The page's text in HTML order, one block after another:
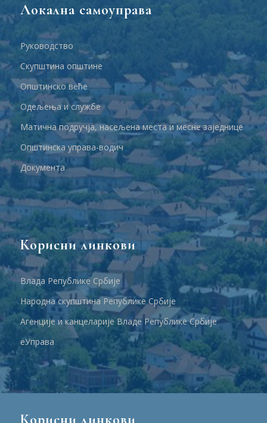
Локална самоуправа
Руководство
Скупштина општине
Општинско веће
Одељења и службе
Матична подручја, насељена места и месне заједнице
Општинска управа-водич
Документа
Корисни линкови
Влада Републике Србије
Народна скупштина Републике Србије
Агенције и канцеларије Владе Републике Србије
еУправа
Корисни линкови